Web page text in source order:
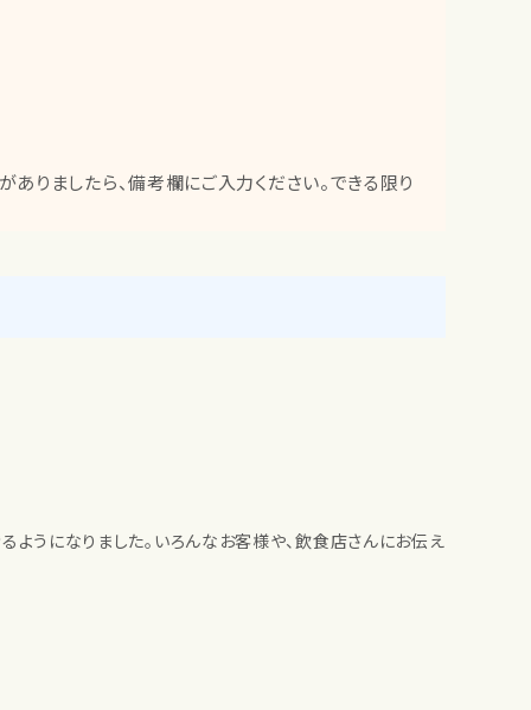
りましたら、備考欄にご入力ください。できる限り
ようになりました。いろんなお客様や、飲食店さんにお伝え